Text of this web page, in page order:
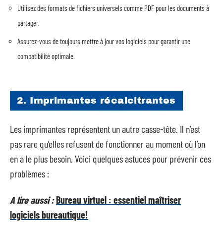
Utilisez des formats de fichiers universels comme PDF pour les documents à
partager.
Assurez-vous de toujours mettre à jour vos logiciels pour garantir une
compatibilité optimale.
2. Imprimantes récalcitrantes
Les imprimantes représentent un autre casse-tête. Il n’est
pas rare qu’elles refusent de fonctionner au moment où l’on
en a le plus besoin. Voici quelques astuces pour prévenir ces
problèmes :
A lire aussi :Bureau virtuel : essentiel maîtriser
logiciels bureautique!